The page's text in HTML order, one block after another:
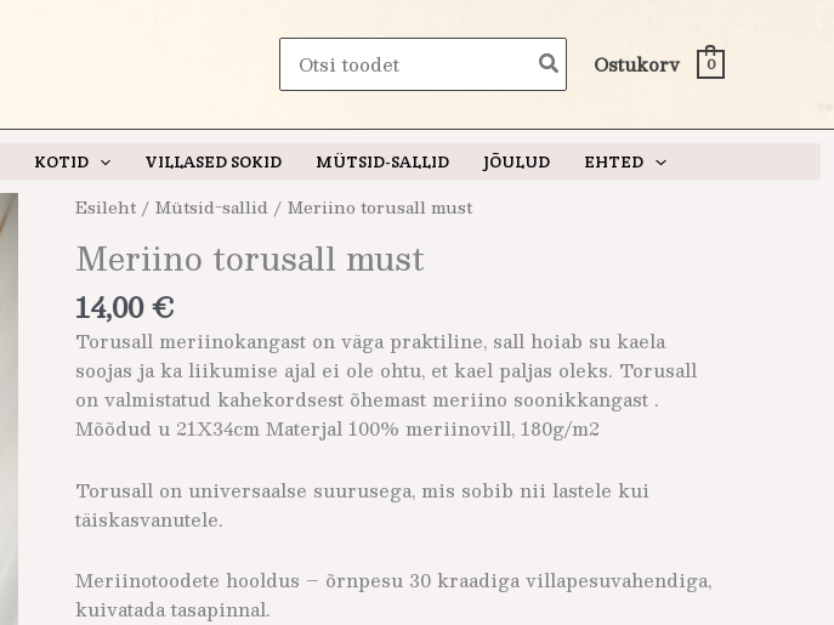
Search
for:
Ostukorv 0
KOTID VILLASED SOKID MÜTSID-SALLID JÕULUD EHTED
Esileht/ Mütsid-sallid/ Meriino torusall must
Meriino torusall must
14,00€
Torusall meriinokangast on väga praktiline, sall hoiab su kaela
soojas ja ka liikumise ajal ei ole ohtu, et kael paljas oleks. Torusall
on valmistatud kahekordsest õhemast meriino soonikkangast .
Mõõdud u 21X34cm Materjal 100% meriinovill, 180g/m2
Torusall on universaalse suurusega, mis sobib nii lastele kui
täiskasvanutele.
Meriinotoodete hooldus – õrnpesu 30 kraadiga villapesuvahendiga,
kuivatada tasapinnal.
Meriino
must
kogus